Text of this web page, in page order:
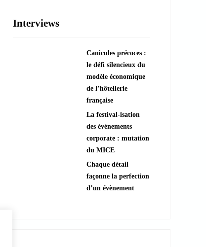
???? Explorer les animations
Interviews
Canicules précoces :
le défi silencieux du
modèle économique
de l’hôtellerie
française
La festival-isation
des événements
corporate : mutation
du MICE
Chaque détail
façonne la perfection
d’un évènement